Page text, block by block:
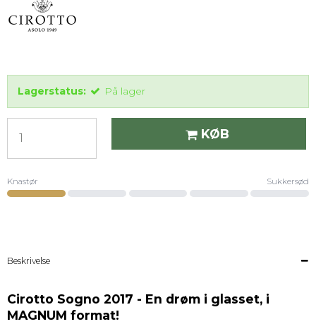
Lagerstatus: På lager
KØB
Knastør Sukkersød
Beskrivelse
Cirotto Sogno 2017 - En drøm i glasset, i
MAGNUM format!